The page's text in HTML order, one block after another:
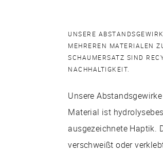
UNSERE
MEHREREN MATERIALEN
SCHAUMERSATZ SIND
NACHHALTIGKEIT.
Unsere
Material ist
ausgezeichnete Haptik.
verschweißt oder